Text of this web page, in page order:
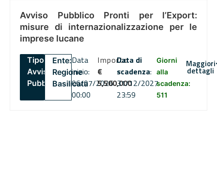
Avviso Pubblico Pronti per l’Export:
misure di internazionalizzazione per le
imprese lucane
Tipo:
Avviso
Pubblico
Ente:
Regione
Basilicata
Data
inizio:
06/07/2026
00:00
Importo
€
5,500,000
Data di
scadenza:
31/12/2027
23:59
Giorni
alla
scadenza:
511
Maggiori
dettagli